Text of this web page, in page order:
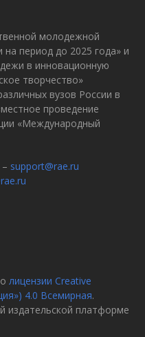
молодежной
период до 2025 года» и
в инновационную
творчество»
вузов России в
проведение
«Международный
support@rae.ru
лицензии Creative
4.0 Всемирная.
издательской платформе